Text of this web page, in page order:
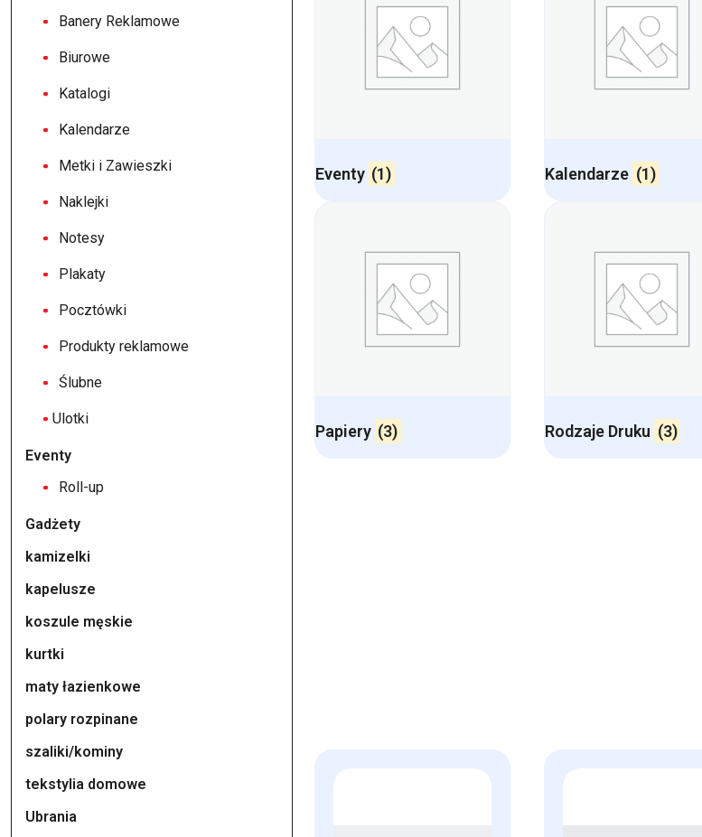
Banery Reklamowe
Biurowe
Katalogi
Kalendarze
Metki i Zawieszki
Naklejki
Notesy
Plakaty
Pocztówki
Produkty reklamowe
Ślubne
Ulotki
Eventy
Roll-up
Gadżety
kamizelki
kapelusze
koszule męskie
kurtki
maty łazienkowe
polary rozpinane
szaliki/kominy
tekstylia domowe
Ubrania
Eventy (1) Kalendarze (1)
Papiery (3) Rodzaje Druku (3)